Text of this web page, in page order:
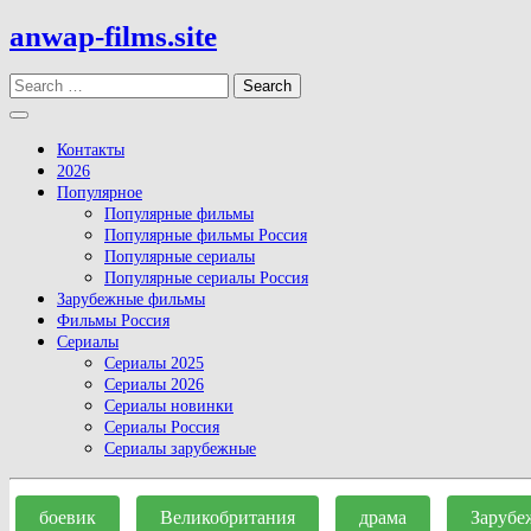
Skip
to
content
anwap-films.site
Search
Open
Button
Контакты
2026
Популярное
Популярные фильмы
Популярные фильмы Россия
Популярные сериалы
Популярные сериалы Россия
Зарубежные фильмы
Фильмы Россия
Сериалы
Сериалы 2025
Сериалы 2026
Сериалы новинки
Сериалы Россия
Сериалы зарубежные
Close
Button
боевик Великобритания драма